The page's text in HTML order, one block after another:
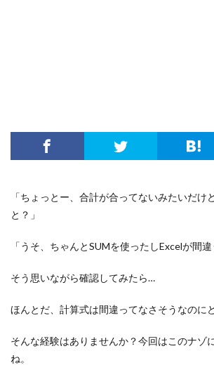
「ちょっとー、合計が合ってないみたいだけ
と？」
「うそ、ちゃんとSUMを使ったしExcelが間違
そう思いながら確認してみたら…
ほんとだ、計算式は間違ってなさそうなのに
そんな経験はありませんか？今回はこのナゾ
ね。